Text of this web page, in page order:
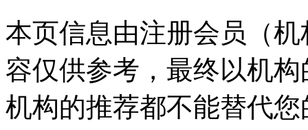
本页信息由注册会员（
容仅供参考，最终以机
机构的推荐都不能替代